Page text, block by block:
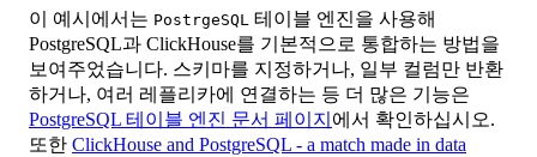
이 예시에서는 PostrgeSQL 테이블 엔진을 사용해
PostgreSQL과 ClickHouse를 기본적으로 통합하는 방법을
보여주었습니다. 스키마를 지정하거나, 일부 컬럼만 반환
하거나, 여러 레플리카에 연결하는 등 더 많은 기능은
PostgreSQL 테이블 엔진 문서 페이지 에서 확인하십시오.
또한 ClickHouse and PostgreSQL - a match made in data